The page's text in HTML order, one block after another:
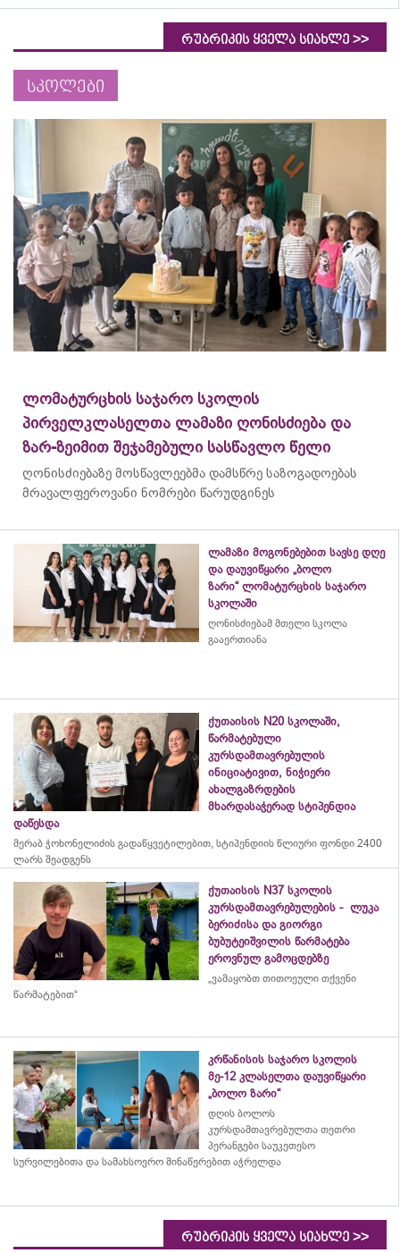
რუბრიკის ყველა სიახლე >>
სკოლები
ლომატურცხის საჯარო სკოლის
პირველკლასელთა ლამაზი ღონისძიება და
ზარ-ზეიმით შეჯამებული სასწავლო წელი
ღონისძიებაზე მოსწავლეებმა დამსწრე საზოგადოებას
მრავალფეროვანი ნომრები წარუდგინეს
ლამაზი მოგონებებით სავსე დღე
და დაუვიწყარი „ბოლო
ზარი“ ლომატურცხის საჯარო
სკოლაში
ღონისძიებამ მთელი სკოლა
გააერთიანა
ქუთაისის N20 სკოლაში,
წარმატებული
კურსდამთავრებულის
ინიციატივით, ნიჭიერი
ახალგაზრდების
მხარდასაჭერად სტიპენდია
დაწესდა
მერაბ ჭოხონელიძის გადაწყვეტილებით, სტიპენდიის წლიური ფონდი 2400
ლარს შეადგენს
ქუთაისის N37 სკოლის
კურსდამთავრებულების - ლუკა
ბერიძისა და გიორგი
ბუბუტეიშვილის წარმატება
ეროვნულ გამოცდებზე
„ვამაყობთ თითოეული თქვენი
წარმატებით“
კრწანისის საჯარო სკოლის
მე-12 კლასელთა დაუვიწყარი
„ბოლო ზარი“
დღის ბოლოს
კურსდამთავრებულთა თეთრი
პერანგები საუკეთესო
სურვილებითა და სამახსოვრო მინაწერებით აჭრელდა
რუბრიკის ყველა სიახლე >>